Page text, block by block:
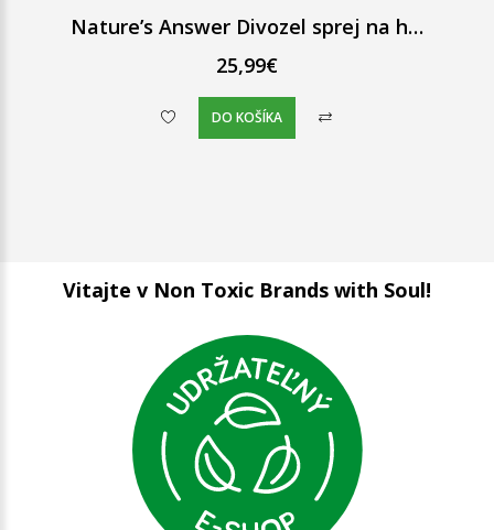
Nature’s Answer Divozel sprej na hrdlo bez alkoholu 60 ml
25,99€
DO KOŠÍKA
Vitajte v Non Toxic Brands with Soul!